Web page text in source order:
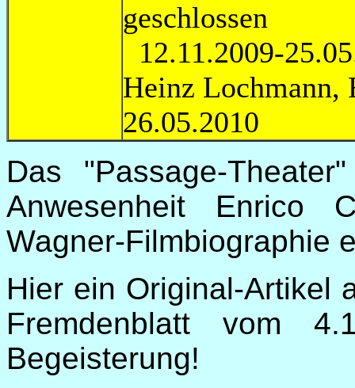
12.11.2009-
Heinz
26.05.2010
Das "Passage-
Anwesenheit Enrico
Wagner-Filmbiographie
Hier ein Original-Artikel
Fremdenblatt vom
Begeisterung!